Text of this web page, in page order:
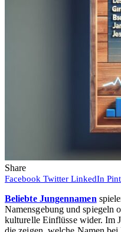
Share
Facebook Twitter LinkedIn
Beliebte Jungennamen
Namensgebung und spiegeln
kulturelle Einflüsse wider. Im